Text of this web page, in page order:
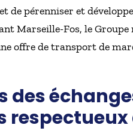
de pérenniser et
Marseille-Fos, le
offre de transport de
des